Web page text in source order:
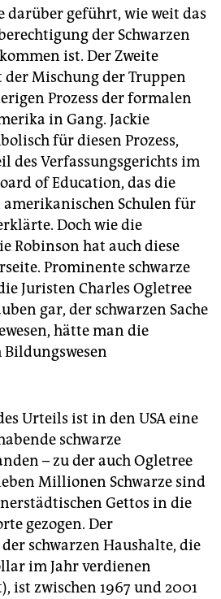
darüber geführt, wie weit das
der Schwarzen
ist. Der Zweite
Mischung der Truppen
Prozess der formalen
in Gang. Jackie
für diesen Prozess,
des Verfassungsgerichts im
of Education, das die
Schulen für
Doch wie die
Robinson hat auch diese
Prominente schwarze
Juristen Charles Ogletree
gar, der schwarzen Sache
hätte man die
Urteils ist in den USA eine
schwarze
– zu der auch Ogletree
Millionen Schwarze sind
Gettos in die
gezogen. Der
schwarzen Haushalte, die
im Jahr verdienen
ist zwischen 1967 und 2001